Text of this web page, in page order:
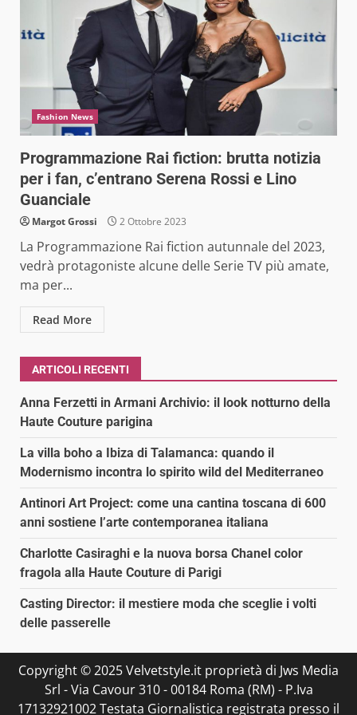
Fashion News
Programmazione Rai fiction: brutta notizia
per i fan, c’entrano Serena Rossi e Lino
Guanciale
Margot Grossi 2 Ottobre 2023
La Programmazione Rai fiction autunnale del 2023,
vedrà protagoniste alcune delle Serie TV più amate,
ma per...
Read More
ARTICOLI RECENTI
Anna Ferzetti in Armani Archivio: il look notturno della
Haute Couture parigina
La villa boho a Ibiza di Talamanca: quando il
Modernismo incontra lo spirito wild del Mediterraneo
Antinori Art Project: come una cantina toscana di 600
anni sostiene l’arte contemporanea italiana
Charlotte Casiraghi e la nuova borsa Chanel color
fragola alla Haute Couture di Parigi
Casting Director: il mestiere moda che sceglie i volti
delle passerelle
Copyright © 2025 Velvetstyle.it proprietà di Jws Media
Srl - Via Cavour 310 - 00184 Roma (RM) - P.Iva
17132921002 Testata Giornalistica registrata presso il